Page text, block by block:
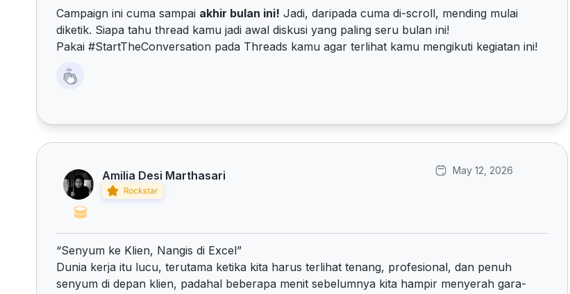
Campaign ini cuma sampai akhir bulan ini! Jadi, daripada cuma di-scroll, mending mulai
diketik. Siapa tahu thread kamu jadi awal diskusi yang paling seru bulan ini!
Pakai #StartTheConversation pada Threads kamu agar terlihat kamu mengikuti kegiatan ini!
Amilia Desi Marthasari May 12, 2026
“Senyum ke Klien, Nangis di Excel”
Dunia kerja itu lucu, terutama ketika kita harus terlihat tenang, profesional, dan penuh
senyum di depan klien, padahal beberapa menit sebelumnya kita hampir menyerah gara-